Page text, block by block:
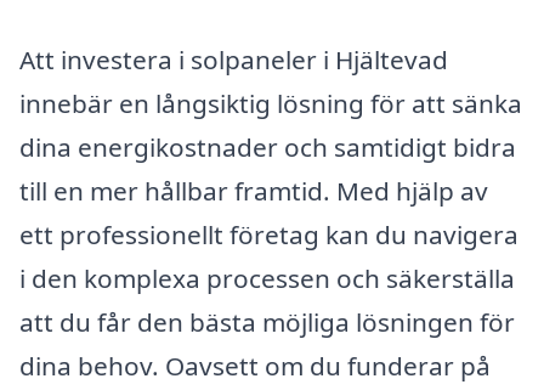
Att investera i solpaneler i Hjältevad
innebär en långsiktig lösning för att sänka
dina energikostnader och samtidigt bidra
till en mer hållbar framtid. Med hjälp av
ett professionellt företag kan du navigera
i den komplexa processen och säkerställa
att du får den bästa möjliga lösningen för
dina behov. Oavsett om du funderar på